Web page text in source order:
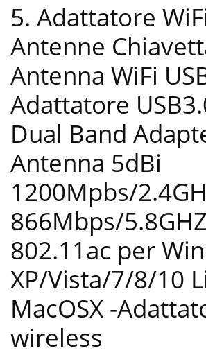
5. Adattatore
Antenne
Antenna WiFi
Adattatore
Dual Band
Antenna 5dBi
1200Mpbs/
866Mbps/5.8GHZ
802.11ac per
XP/Vista/7/8/10
MacOSX -
wireless